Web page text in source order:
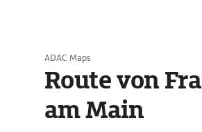
ADAC Maps
Route von
am Main